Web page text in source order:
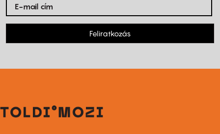
Feliratkozás